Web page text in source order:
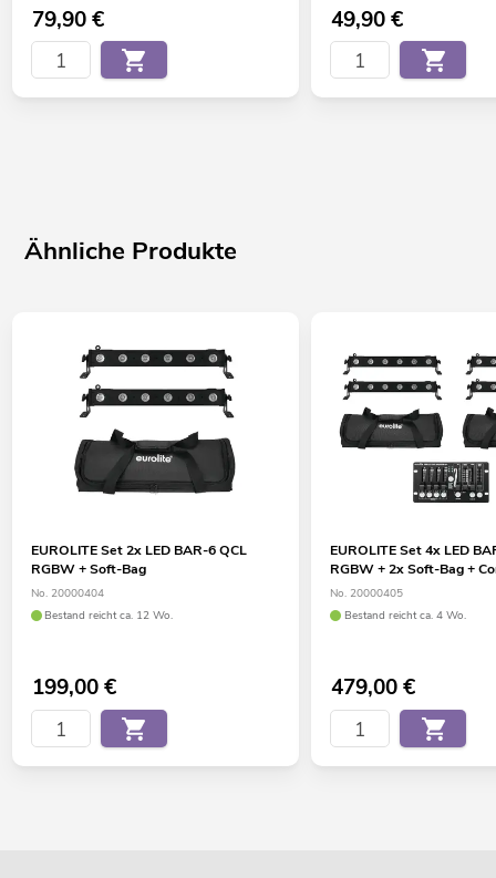
79,90€ 49,90€
Ähnliche Produkte
EUROLITE Set 2x LED BAR-6 QCL
RGBW + Soft-Bag
No. 20000404
Bestand reicht ca. 12 Wo.
199,00€
EUROLITE Set 4x LED
RGBW + 2x Soft-Bag +
No. 20000405
Bestand reicht ca. 4 Wo.
479,00€